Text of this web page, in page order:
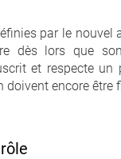
par le
dès lors que
et respecte
encore être